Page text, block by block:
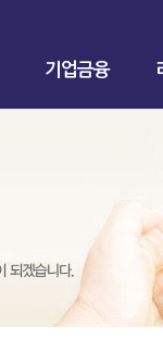
기업금융